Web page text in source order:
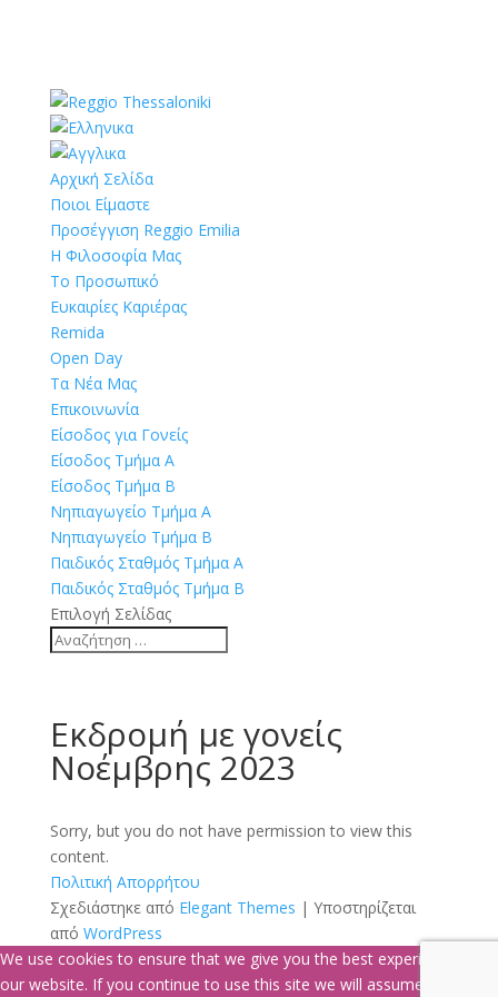
Αρχική Σελίδα
Ποιοι Είμαστε
Προσέγγιση Reggio Emilia
Η Φιλοσοφία Μας
Το Προσωπικό
Ευκαιρίες Καριέρας
Remida
Open Day
Τα Νέα Μας
Επικοινωνία
Είσοδος για Γονείς
Είσοδος Τμήμα Α
Είσοδος Τμήμα Β
Νηπιαγωγείο Τμήμα Α
Νηπιαγωγείο Τμήμα Β
Παιδικός Σταθμός Τμήμα Α
Παιδικός Σταθμός Τμήμα Β
Επιλογή Σελίδας
Εκδρομή με γονείς
Νοέμβρης 2023
Sorry, but you do not have permission to view this
content.
Πολιτική Απορρήτου
Σχεδιάστηκε από Elegant Themes | Υποστηρίζεται
από WordPress
We use cookies to ensure that we give you the best experience on
our website. If you continue to use this site we will assume that you